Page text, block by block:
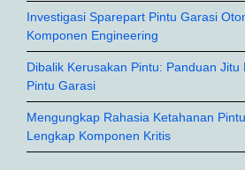
Investigasi Sparepart Pintu Garasi
Komponen Engineering
Dibalik Kerusakan Pintu: Panduan Jitu
Pintu Garasi
Mengungkap Rahasia Ketahanan
Lengkap Komponen Kritis